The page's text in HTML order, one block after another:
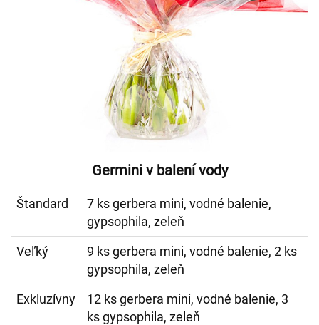
Germini v balení vody
Štandard
7 ks gerbera mini, vodné balenie,
gypsophila, zeleň
Veľký
9 ks gerbera mini, vodné balenie, 2 ks
gypsophila, zeleň
Exkluzívny
12 ks gerbera mini, vodné balenie, 3
ks gypsophila, zeleň